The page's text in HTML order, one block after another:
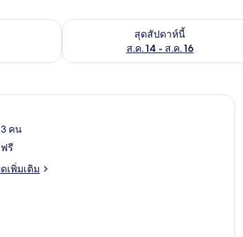
พรุ่งนี้ ส.ค. 10 - ส.ค. 11
สุดสัปดาห์นี้
ส.ค. 14 - ส.ค. 16
ตรวจสอบจำนวนห้องพักว่างในสุดสัป
แล็ปท็อป ตู้นิรภัยในห้องพัก, โต๊ะทำงาน, พื้นที่
คน
รี
เพิ่มเติม